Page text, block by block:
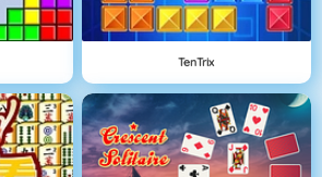
TenTrix